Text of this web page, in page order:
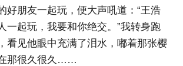
好朋友一起玩，便大声吼道：“王浩
一起玩，我要和你绝交。”我转身跑
看见他眼中充满了泪水，嘟着那张樱
那很久很久……